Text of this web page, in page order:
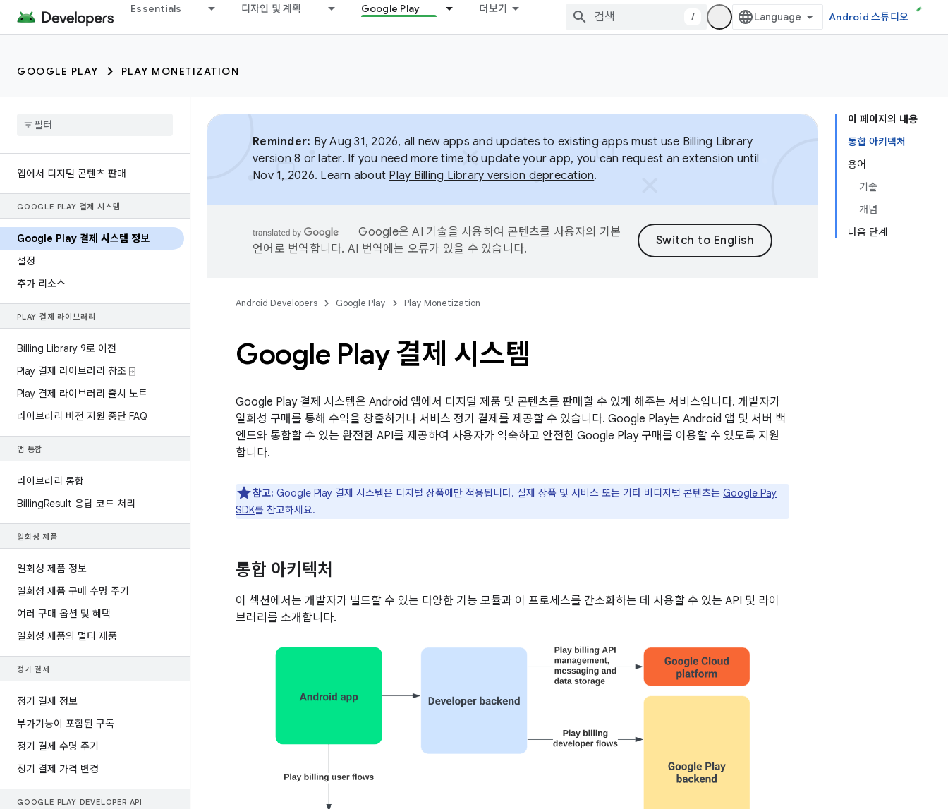
Essentials 디자인 및 계획 Google Play 더보기
/ Android 스튜디오
GOOGLE PLAY PLAY MONETIZATION
앱에서 디지털 콘텐츠 판매
GOOGLE PLAY 결제 시스템
Google Play 결제 시스템 정보
설정
추가 리소스
PLAY 결제 라이브러리
Billing Library 9로 이전
Play 결제 라이브러리 참조 ⍈
Play 결제 라이브러리 출시 노트
라이브러리 버전 지원 중단 FAQ
앱 통합
라이브러리 통합
BillingResult 응답 코드 처리
일회성 제품
일회성 제품 정보
일회성 제품 구매 수명 주기
여러 구매 옵션 및 혜택
일회성 제품의 멀티 제품
정기 결제
정기 결제 정보
부가기능이 포함된 구독
정기 결제 수명 주기
정기 결제 가격 변경
GOOGLE PLAY DEVELOPER API
이 페이지의 내용
통합 아키텍처
용어
기술
개념
다음 단계
Reminder: By Aug 31, 2026, all new apps and updates to existing apps must use Billing Library
version 8 or later. If you need more time to update your app, you can request an extension until
Nov 1, 2026. Learn about Play Billing Library version deprecation.
Google은 AI 기술을 사용하여 콘텐츠를 사용자의 기본
언어로 번역합니다. AI 번역에는 오류가 있을 수 있습니다.
Android Developers Google Play Play Monetization
Google Play 결제 시스템
Google Play 결제 시스템은 Android 앱에서 디지털 제품 및 콘텐츠를 판매할 수 있게 해주는 서비스입니다. 개발자가
일회성 구매를 통해 수익을 창출하거나 서비스 정기 결제를 제공할 수 있습니다. Google Play는 Android 앱 및 서버 백
엔드와 통합할 수 있는 완전한 API를 제공하여 사용자가 익숙하고 안전한 Google Play 구매를 이용할 수 있도록 지원
합니다.
참고: Google Play 결제 시스템은 디지털 상품에만 적용됩니다. 실제 상품 및 서비스 또는 기타 비디지털 콘텐츠는 Google Pay
SDK를 참고하세요.
통합 아키텍처
이 섹션에서는 개발자가 빌드할 수 있는 다양한 기능 모듈과 이 프로세스를 간소화하는 데 사용할 수 있는 API 및 라이
브러리를 소개합니다.